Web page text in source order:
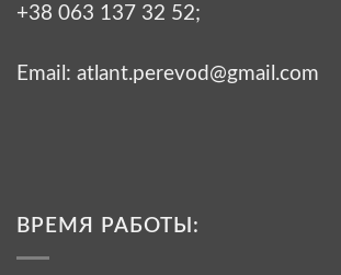
+38 063 137 32 52;
Email: atlant.perevod@gmail.com
ВРЕМЯ РАБОТЫ: